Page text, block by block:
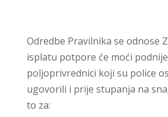
Odredbe Pravilnika se odnose
isplatu potpore će moći
poljoprivrednici koji su police
ugovorili i prije stupanja na
to za: